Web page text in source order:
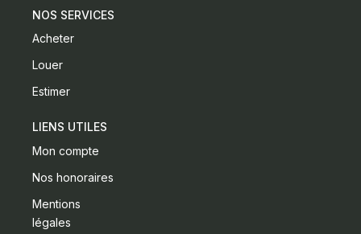
NOS SERVICES
Acheter
Louer
Estimer
LIENS UTILES
Mon compte
Nos honoraires
Mentions
légales